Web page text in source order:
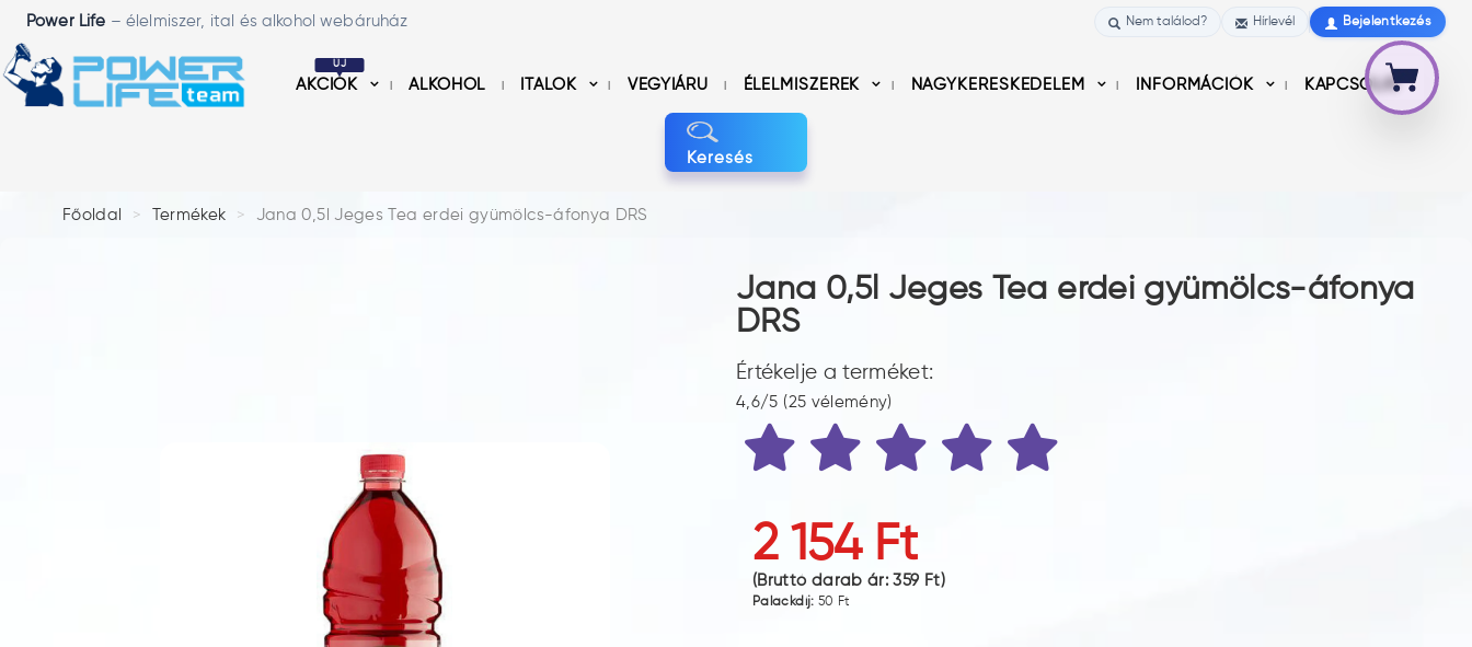
Power Life – élelmiszer, ital és alkohol webáruház Nem találod? Hírlevél Bejelentkezés
ÚJ
AKCIÓK ALKOHOL ITALOK VEGYIÁRU ÉLELMISZEREK NAGYKERESKEDELEM INFORMÁCIÓK KAPCSOLAT
Keresés
Főoldal Termékek Jana 0,5l Jeges Tea erdei gyümölcs-áfonya DRS
Jana 0,5l Jeges Tea erdei gyümölcs-áfonya
DRS
Értékelje a terméket:
4,6/5 (25 vélemény)
2 154 Ft
(Bruttó darab ár:359 Ft)
Palackdíj: 50 Ft